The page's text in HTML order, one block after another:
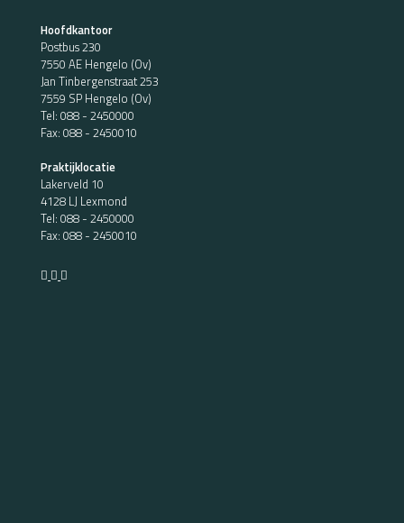
Hoofdkantoor
Postbus 230
7550 AE Hengelo (Ov)
Jan Tinbergenstraat 253
7559 SP Hengelo (Ov)
Tel: 088 - 2450000
Fax: 088 - 2450010
Praktijklocatie
Lakerveld 10
4128 LJ Lexmond
Tel: 088 - 2450000
Fax: 088 - 2450010